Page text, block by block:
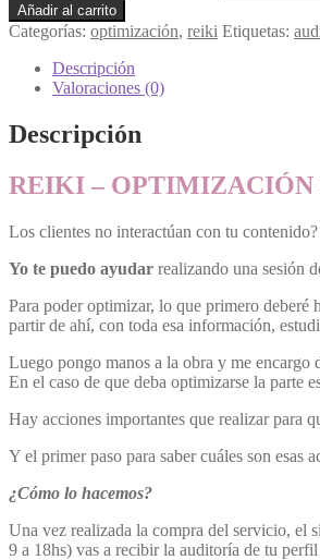
Añadir al carrito
Categorías: optimización, reiki Etiquetas:
Descripción
Valoraciones (0)
Descripción
REIKI – OPTIMIZACIÓN
Los clientes no interactúan con tu
Yo te puedo ayudar realizando una sesión
Para poder optimizar, lo que primero deberé
partir de ahí, con toda esa información,
Luego pongo manos a la obra y me encargo
En el caso de que deba optimizarse la parte
Hay acciones importantes que realizar para
Y el primer paso para saber cuáles son esas
¿Cómo lo hacemos?
Una vez realizada la compra del servicio, el
9 a 18hs) vas a recibir la auditoría de tu